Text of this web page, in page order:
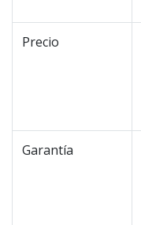
Precio
Garantía